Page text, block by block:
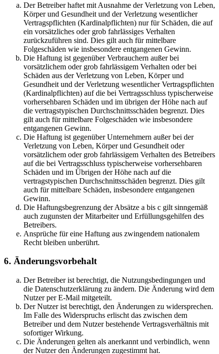
Der Betreiber haftet mit Ausnahme der Verletzung von Leben,
Körper und Gesundheit und der Verletzung wesentlicher
Vertragspflichten (Kardinalpflichten) nur für Schäden, die auf
ein vorsätzliches oder grob fahrlässiges Verhalten
zurückzuführen sind. Dies gilt auch für mittelbare
Folgeschäden wie insbesondere entgangenen Gewinn.
Die Haftung ist gegenüber Verbrauchern außer bei
vorsätzlichem oder grob fahrlässigem Verhalten oder bei
Schäden aus der Verletzung von Leben, Körper und
Gesundheit und der Verletzung wesentlicher Vertragspflichten
(Kardinalpflichten) auf die bei Vertragsschluss typischerweise
vorhersehbaren Schäden und im übrigen der Höhe nach auf
die vertragstypischen Durchschnittsschäden begrenzt. Dies
gilt auch für mittelbare Folgeschäden wie insbesondere
entgangenen Gewinn.
Die Haftung ist gegenüber Unternehmern außer bei der
Verletzung von Leben, Körper und Gesundheit oder
vorsätzlichem oder grob fahrlässigem Verhalten des Betreibers
auf die bei Vertragsschluss typischerweise vorhersehbaren
Schäden und im Übrigen der Höhe nach auf die
vertragstypischen Durchschnittsschäden begrenzt. Dies gilt
auch für mittelbare Schäden, insbesondere entgangenen
Gewinn.
Die Haftungsbegrenzung der Absätze a bis c gilt sinngemäß
auch zugunsten der Mitarbeiter und Erfüllungsgehilfen des
Betreibers.
Ansprüche für eine Haftung aus zwingendem nationalem
Recht bleiben unberührt.
6. Änderungsvorbehalt
Der Betreiber ist berechtigt, die Nutzungsbedingungen und
die Datenschutzerklärung zu ändern. Die Änderung wird dem
Nutzer per E-Mail mitgeteilt.
Der Nutzer ist berechtigt, den Änderungen zu widersprechen.
Im Falle des Widerspruchs erlischt das zwischen dem
Betreiber und dem Nutzer bestehende Vertragsverhältnis mit
sofortiger Wirkung.
Die Änderungen gelten als anerkannt und verbindlich, wenn
der Nutzer den Änderungen zugestimmt hat.